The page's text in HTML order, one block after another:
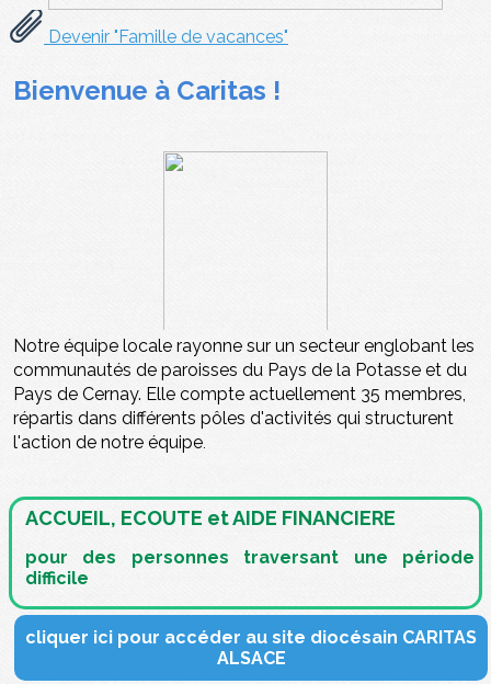
Devenir "Famille de vacances"
Bienvenue à Caritas !
Notre équipe locale rayonne sur un secteur englobant les
communautés de paroisses du Pays de la Potasse et du
Pays de Cernay. Elle compte actuellement 35 membres,
répartis dans différents pôles d'activités qui structurent
l'action de notre équipe
ACCUEIL, ECOUTE et AIDE FINANCIERE
pour des personnes traversant une période
difficile
cliquer ici pour accéder au site diocésain CARITAS
ALSACE